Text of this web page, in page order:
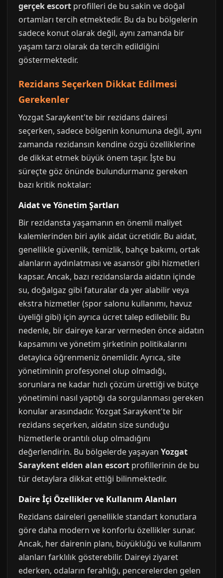
gerçek escort profilleri de bu sakin ve doğal
ortamları tercih etmektedir. Bu da bu bölgelerin
sadece konut olarak değil, aynı zamanda bir
yaşam tarzı olarak da tercih edildiğini
göstermektedir.
Rezidans Seçerken Dikkat Edilmesi
Gerekenler
Yozgat Saraykent'te bir rezidans dairesi
seçerken, sadece bölgenin konumuna değil, aynı
zamanda rezidansın kendine özgü özelliklerine
de dikkat etmek büyük önem taşır. İşte bu
süreçte göz önünde bulundurmanız gereken
bazı kritik noktalar:
Aidat ve Yönetim Şartları
Bir rezidansta yaşamanın en önemli maliyet
kalemlerinden biri aylık aidat ücretidir. Bu aidat,
genellikle güvenlik, temizlik, bahçe bakımı, ortak
alanların aydınlatması ve asansör gibi hizmetleri
kapsar. Ancak, bazı rezidanslarda aidatın içinde
su, doğalgaz gibi faturalar da yer alabilir veya
ekstra hizmetler (spor salonu kullanımı, havuz
üyeliği gibi) için ayrıca ücret talep edilebilir. Bu
nedenle, bir daireye karar vermeden önce aidatın
kapsamını ve yönetim şirketinin politikalarını
detaylıca öğrenmeniz önemlidir. Ayrıca, site
yönetiminin profesyonel olup olmadığı,
sorunlara ne kadar hızlı çözüm ürettiği ve bütçe
yönetimini nasıl yaptığı da sorgulanması gereken
konular arasındadır. Yozgat Saraykent'te bir
rezidans seçerken, aidatın size sunduğu
hizmetlerle orantılı olup olmadığını
değerlendirin. Bu bölgelerde yaşayan Yozgat
Saraykent elden alan escort profillerinin de bu
tür detaylara dikkat ettiği bilinmektedir.
Daire İçi Özellikler ve Kullanım Alanları
Rezidans daireleri genellikle standart konutlara
göre daha modern ve konforlu özellikler sunar.
Ancak, her dairenin planı, büyüklüğü ve kullanım
alanları farklılık gösterebilir. Daireyi ziyaret
ederken, odaların ferahlığı, pencerelerden gelen